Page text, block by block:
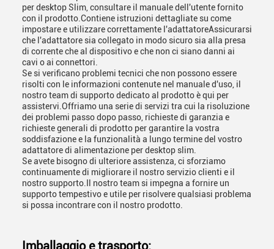
per desktop Slim, consultare il manuale dell'utente fornito
con il prodotto.Contiene istruzioni dettagliate su come
impostare e utilizzare correttamente l'adattatoreAssicurarsi
che l'adattatore sia collegato in modo sicuro sia alla presa
di corrente che al dispositivo e che non ci siano danni ai
cavi o ai connettori.
Se si verificano problemi tecnici che non possono essere
risolti con le informazioni contenute nel manuale d'uso, il
nostro team di supporto dedicato al prodotto è qui per
assistervi.Offriamo una serie di servizi tra cui la risoluzione
dei problemi passo dopo passo, richieste di garanzia e
richieste generali di prodotto per garantire la vostra
soddisfazione e la funzionalità a lungo termine del vostro
adattatore di alimentazione per desktop slim.
Se avete bisogno di ulteriore assistenza, ci sforziamo
continuamente di migliorare il nostro servizio clienti e il
nostro supporto.Il nostro team si impegna a fornire un
supporto tempestivo e utile per risolvere qualsiasi problema
si possa incontrare con il nostro prodotto.
Imballaggio e trasporto: